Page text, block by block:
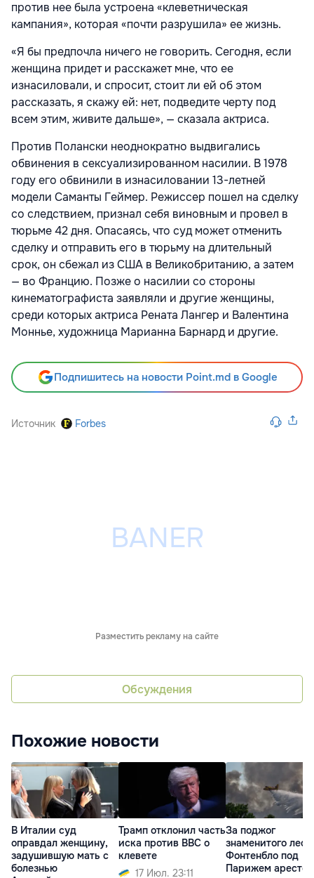
против нее была устроена «клеветническая
кампания», которая «почти разрушила» ее жизнь.
«Я бы предпочла ничего не говорить. Сегодня, если
женщина придет и расскажет мне, что ее
изнасиловали, и спросит, стоит ли ей об этом
рассказать, я скажу ей: нет, подведите черту под
всем этим, живите дальше», — сказала актриса.
Против Полански неоднократно выдвигались
обвинения в сексуализированном насилии. В 1978
году его обвинили в изнасиловании 13-летней
модели Саманты Геймер. Режиссер пошел на сделку
со следствием, признал себя виновным и провел в
тюрьме 42 дня. Опасаясь, что суд может отменить
сделку и отправить его в тюрьму на длительный
срок, он сбежал из США в Великобританию, а затем
— во Францию. Позже о насилии со стороны
кинематографиста заявляли и другие женщины,
среди которых актриса Рената Лангер и Валентина
Моннье, художница Марианна Барнард и другие.
Подпишитесь на новости Point.md в Google
Источник Forbes
Разместить рекламу на сайте
Обсуждения
Похожие новости
В Италии суд
оправдал женщину,
задушившую мать с
болезнью
Трамп отклонил часть
иска против BBC о
клевете
17 Июл. 23:11
За поджог
знаменитого леса
Фонтенбло под
Парижем